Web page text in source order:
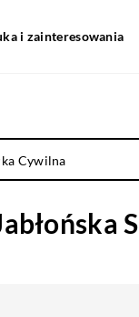
i zainteresowania
Cywilna